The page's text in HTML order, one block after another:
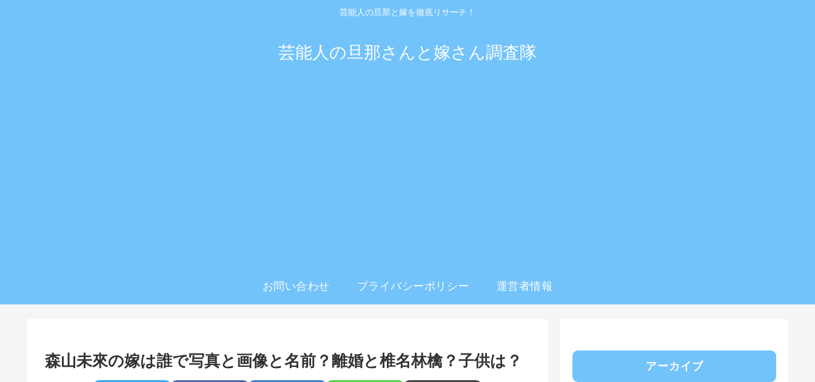
芸能人の旦那と嫁を徹底リサーチ！
芸能人の旦那さんと嫁さん調査隊
お問い合わせ プライバシーポリシー 運営者情報
森山未來の嫁は誰で写真と画像と名前？離婚と椎名林檎？子供は？ アーカイブ